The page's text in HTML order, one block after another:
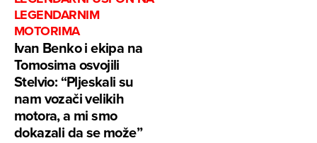
LEGENDARNIM
MOTORIMA
Ivan Benko i ekipa na
Tomosima osvojili
Stelvio: “Pljeskali su
nam vozači velikih
motora, a mi smo
dokazali da se može”